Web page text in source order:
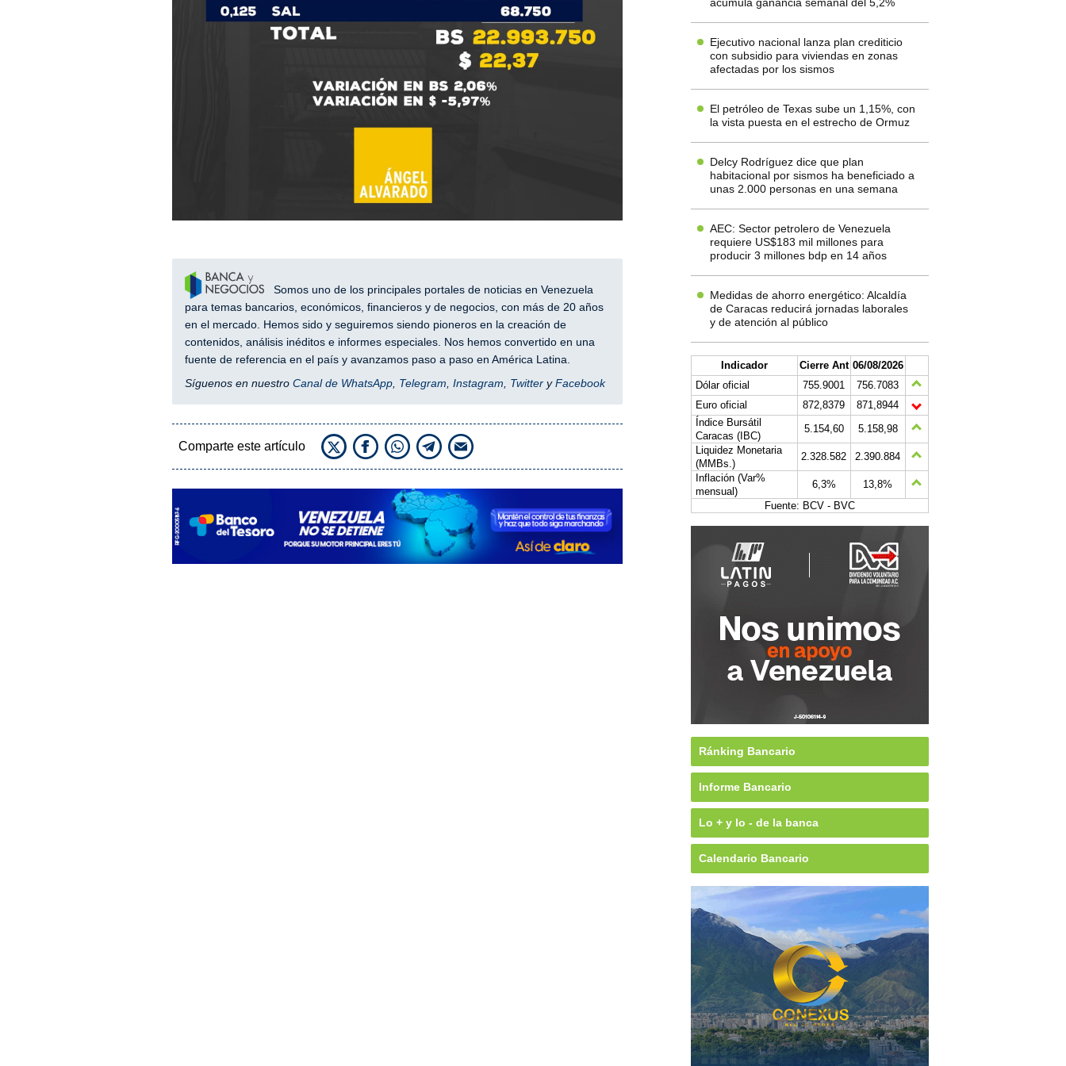
Somos uno de los principales portales de noticias en Venezuela
para temas bancarios, económicos, financieros y de negocios, con más de 20 años
en el mercado. Hemos sido y seguiremos siendo pioneros en la creación de
contenidos, análisis inéditos e informes especiales. Nos hemos convertido en una
fuente de referencia en el país y avanzamos paso a paso en América Latina.
Síguenos en nuestro Canal de WhatsApp, Telegram, Instagram, TwitteryFacebook
Comparte este artículo
Ejecutivo nacional lanza plan crediticio
con subsidio para viviendas en zonas
afectadas por los sismos
El petróleo de Texas sube un 1,15%, con
la vista puesta en el estrecho de Ormuz
Delcy Rodríguez dice que plan
habitacional por sismos ha beneficiado a
unas 2.000 personas en una semana
AEC: Sector petrolero de Venezuela
requiere US$183 mil millones para
producir 3 millones bdp en 14 años
Medidas de ahorro energético: Alcaldía
de Caracas reducirá jornadas laborales
y de atención al público
Indicador Cierre Ant 06/08/2026
Dólar oficial
755.9001
756.7083
Euro oficial
872,8379
871,8944
Índice Bursátil
Caracas (IBC)
5.154,60
5.158,98
Liquidez Monetaria
(MMBs.)
2.328.582
2.390.884
Inflación (Var%
mensual)
6,3%
13,8%
Fuente: BCV - BVC
Ránking Bancario
Informe Bancario
Lo + y lo - de la banca
Calendario Bancario